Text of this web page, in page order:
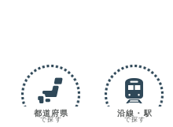
都道府県
で探す
沿線・駅
で探す